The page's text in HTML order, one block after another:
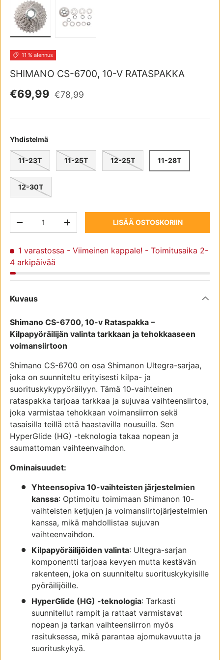
11 % alennus
SHIMANO CS-6700, 10-V RATASPAKKA
Myyntihinta
€69,99 Normaali hinta
€78,99
Yhdistelmä
11-23T 11-25T 12-25T 11-28T
12-30T
TRANSLATION MISSING:TRANSLATION MISSING:
LISÄÄ OSTOSKORIIN
1 varastossa - Viimeinen kappale! - Toimitusaika 2-
4 arkipäivää
Kuvaus
Shimano CS-6700, 10-v Rataspakka –
Kilpapyöräilijän valinta tarkkaan ja tehokkaaseen
voimansiirtoon
Shimano CS-6700 on osa Shimanon Ultegra-sarjaa,
joka on suunniteltu erityisesti kilpa- ja
suorituskykypyöräilyyn. Tämä 10-vaihteinen
rataspakka tarjoaa tarkkaa ja sujuvaa vaihteensiirtoa,
joka varmistaa tehokkaan voimansiirron sekä
tasaisilla teillä että haastavilla nousuilla. Sen
HyperGlide (HG) -teknologia takaa nopean ja
saumattoman vaihteenvaihdon.
Ominaisuudet:
Yhteensopiva 10-vaihteisten järjestelmien
kanssa: Optimoitu toimimaan Shimanon 10-
vaihteisten ketjujen ja voimansiirtojärjestelmien
kanssa, mikä mahdollistaa sujuvan
vaihteenvaihdon.
Kilpapyöräilijöiden valinta: Ultegra-sarjan
komponentti tarjoaa kevyen mutta kestävän
rakenteen, joka on suunniteltu suorituskykyisille
pyöräilijöille.
HyperGlide (HG) -teknologia: Tarkasti
suunnitellut rampit ja rattaat varmistavat
nopean ja tarkan vaihteensiirron myös
rasituksessa, mikä parantaa ajomukavuutta ja
suorituskykyä.